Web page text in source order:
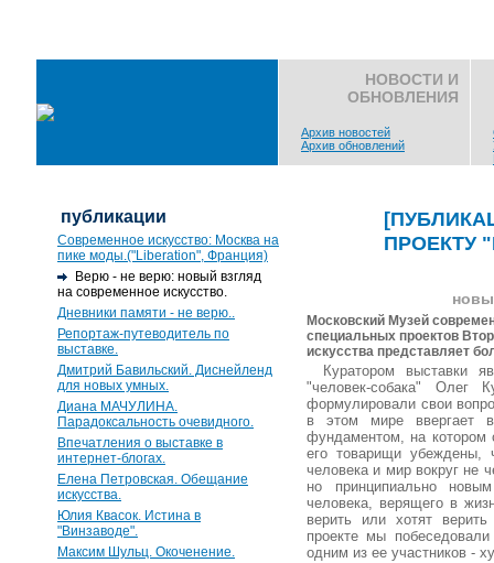
НОВОСТИ И
ОБНОВЛЕНИЯ
Архив новостей
Архив обновлений
публикации
Современное искусство: Москва на
пике моды.("Liberation", Франция)
Верю - не верю: новый взгляд
на современное искусство.
Дневники памяти - не верю..
Репортаж-путеводитель по
выставке.
Дмитрий Бавильский. Диснейленд
для новых умных.
Диана МАЧУЛИНА.
Парадоксальность очевидного.
Впечатления о выставке в
интернет-блогах.
Елена Петровская. Обещание
искусства.
Юлия Квасок. Истина в
"Винзаводе".
Максим Шульц. Окоченение.
ПРОЕКТУ
Московский Музей
специальных проектов
искусства представляет
Куратором выставки
"человек-собака" Олег
формулировали свои
в этом мире ввергает
фундаментом, на
его товарищи убеждены,
человека и мир вокруг не
но принципиально
человека, верящего в
верить или хотят
проекте мы
одним из ее участников -